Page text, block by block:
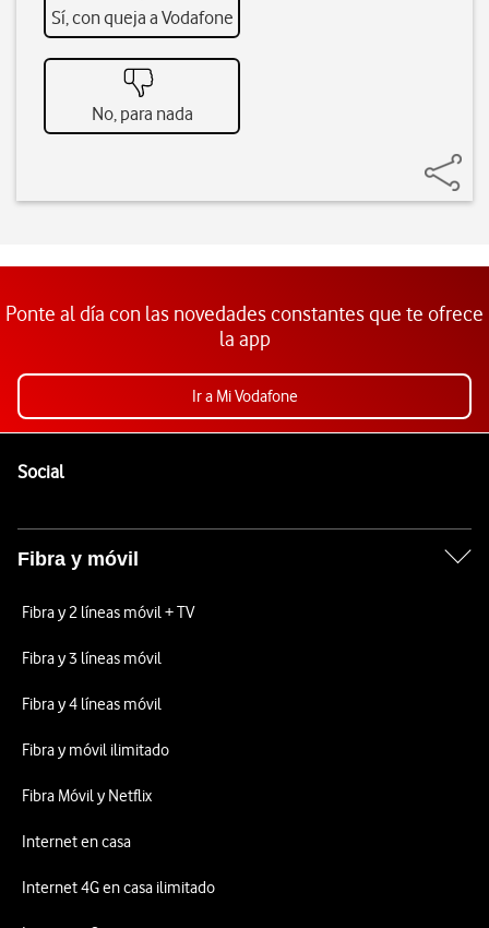
Sí, con queja a Vodafone
No, para nada
Ponte al día con las novedades constantes que te ofrece
la app
Ir a Mi Vodafone
SocialEnlaces a las redes sociales de Vodafone
Fibra y móvil
Fibra y 2 líneas móvil + TV
Fibra y 3 líneas móvil
Fibra y 4 líneas móvil
Fibra y móvil ilimitado
Fibra Móvil y Netflix
Internet en casa
Internet 4G en casa ilimitado